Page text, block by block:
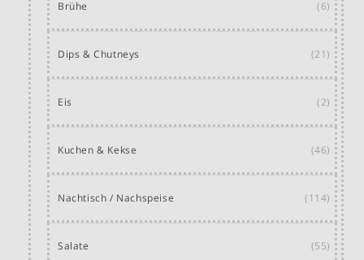
Brühe (6)
Dips & Chutneys (21)
Eis (2)
Kuchen & Kekse (46)
Nachtisch / Nachspeise (114)
Salate (55)